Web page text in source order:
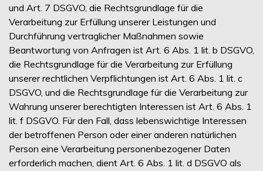
und Art. 7 DSGVO, die Rechtsgrundlage für die
Verarbeitung zur Erfüllung unserer Leistungen und
Durchführung vertraglicher Maßnahmen sowie
Beantwortung von Anfragen ist Art. 6 Abs. 1 lit. b DSGVO,
die Rechtsgrundlage für die Verarbeitung zur Erfüllung
unserer rechtlichen Verpflichtungen ist Art. 6 Abs. 1 lit. c
DSGVO, und die Rechtsgrundlage für die Verarbeitung zur
Wahrung unserer berechtigten Interessen ist Art. 6 Abs. 1
lit. f DSGVO. Für den Fall, dass lebenswichtige Interessen
der betroffenen Person oder einer anderen natürlichen
Person eine Verarbeitung personenbezogener Daten
erforderlich machen, dient Art. 6 Abs. 1 lit. d DSGVO als